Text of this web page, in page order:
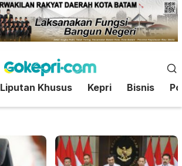
Liputan Khusus Kepri Bisnis